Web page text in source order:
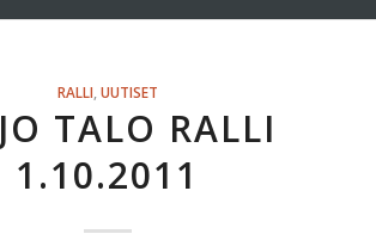
RALLI UUTISET
TALO RALLI
1.10.2011